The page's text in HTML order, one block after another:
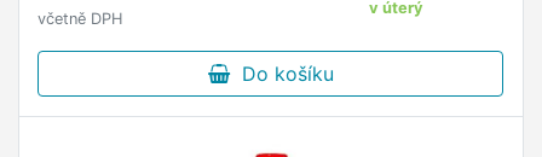
včetně DPH
v úterý
Do košíku